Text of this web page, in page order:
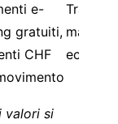
e-
gratuiti,
CHF
ma non
valori si